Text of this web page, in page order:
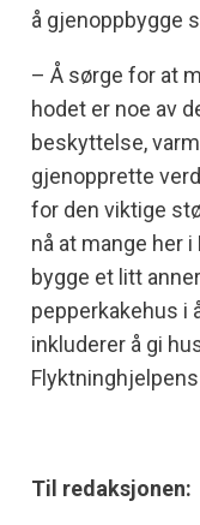
å gjenoppbygge
– Å sørge for at
hodet er noe av
beskyttelse,
gjenopprette
for den viktige
nå at mange her
bygge et litt
pepperkakehus i
inkluderer å gi
Til redaksjonen: